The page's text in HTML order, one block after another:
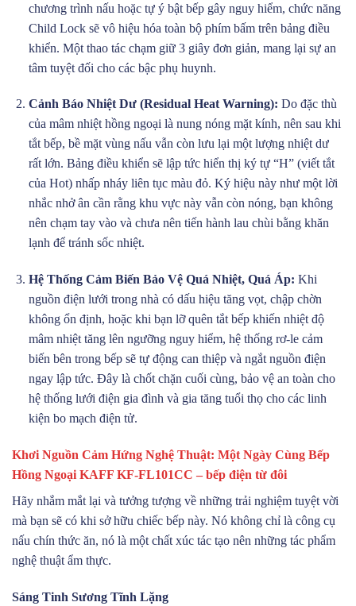
chương trình nấu hoặc tự ý bật bếp gây nguy hiểm, chức năng
Child Lock sẽ vô hiệu hóa toàn bộ phím bấm trên bảng điều
khiển. Một thao tác chạm giữ 3 giây đơn giản, mang lại sự an
tâm tuyệt đối cho các bậc phụ huynh.
Cảnh Báo Nhiệt Dư (Residual Heat Warning): Do đặc thù
của mâm nhiệt hồng ngoại là nung nóng mặt kính, nên sau khi
tắt bếp, bề mặt vùng nấu vẫn còn lưu lại một lượng nhiệt dư
rất lớn. Bảng điều khiển sẽ lập tức hiển thị ký tự “H” (viết tắt
của Hot) nhấp nháy liên tục màu đỏ. Ký hiệu này như một lời
nhắc nhở ân cần rằng khu vực này vẫn còn nóng, bạn không
nên chạm tay vào và chưa nên tiến hành lau chùi bằng khăn
lạnh để tránh sốc nhiệt.
Hệ Thống Cảm Biến Bảo Vệ Quá Nhiệt, Quá Áp: Khi
nguồn điện lưới trong nhà có dấu hiệu tăng vọt, chập chờn
không ổn định, hoặc khi bạn lỡ quên tắt bếp khiến nhiệt độ
mâm nhiệt tăng lên ngưỡng nguy hiểm, hệ thống rơ-le cảm
biến bên trong bếp sẽ tự động can thiệp và ngắt nguồn điện
ngay lập tức. Đây là chốt chặn cuối cùng, bảo vệ an toàn cho
hệ thống lưới điện gia đình và gia tăng tuổi thọ cho các linh
kiện bo mạch điện tử.
Khơi Nguồn Cảm Hứng Nghệ Thuật: Một Ngày Cùng Bếp
Hồng Ngoại KAFF KF-FL101CC – bếp điện từ đôi
Hãy nhắm mắt lại và tưởng tượng về những trải nghiệm tuyệt vời
mà bạn sẽ có khi sở hữu chiếc bếp này. Nó không chỉ là công cụ
nấu chín thức ăn, nó là một chất xúc tác tạo nên những tác phẩm
nghệ thuật ẩm thực.
Sáng Tinh Sương Tĩnh Lặng